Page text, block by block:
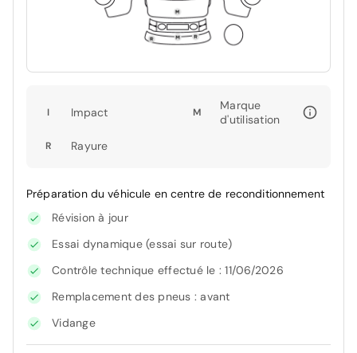
I Impact M
Marque
d'utilisation
R Rayure
Préparation du véhicule en centre de reconditionnement
Révision à jour
Essai dynamique (essai sur route)
Contrôle technique effectué le : 11/06/2026
Remplacement des pneus : avant
Vidange